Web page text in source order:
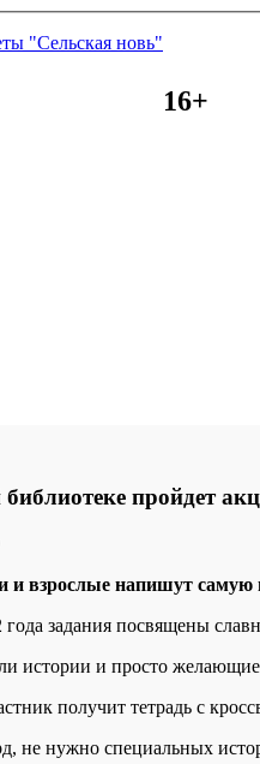
16+
пройдет
и взрослые напишут
задания посвящены
истории и просто желающие
получит тетрадь с
не нужно специальных